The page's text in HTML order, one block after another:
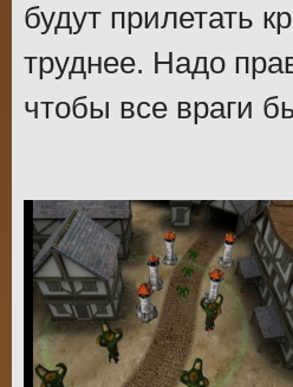
будут прилетать
труднее. Надо
чтобы все враги